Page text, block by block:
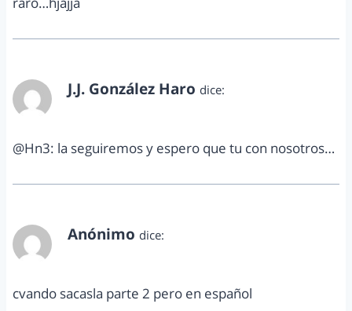
J.J. González Haro dice:
@Hn3: la seguiremos y espero que tu con nosotros…
Anónimo dice:
cvando sacasla parte 2 pero en español